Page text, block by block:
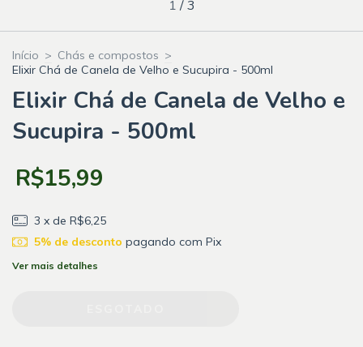
1 /3
Início > Chás e compostos >
Elixir Chá de Canela de Velho e Sucupira - 500ml
Elixir Chá de Canela de Velho e
Sucupira - 500ml
R$15,99
3 x de R$6,25
5% de desconto pagando com Pix
Ver mais detalhes